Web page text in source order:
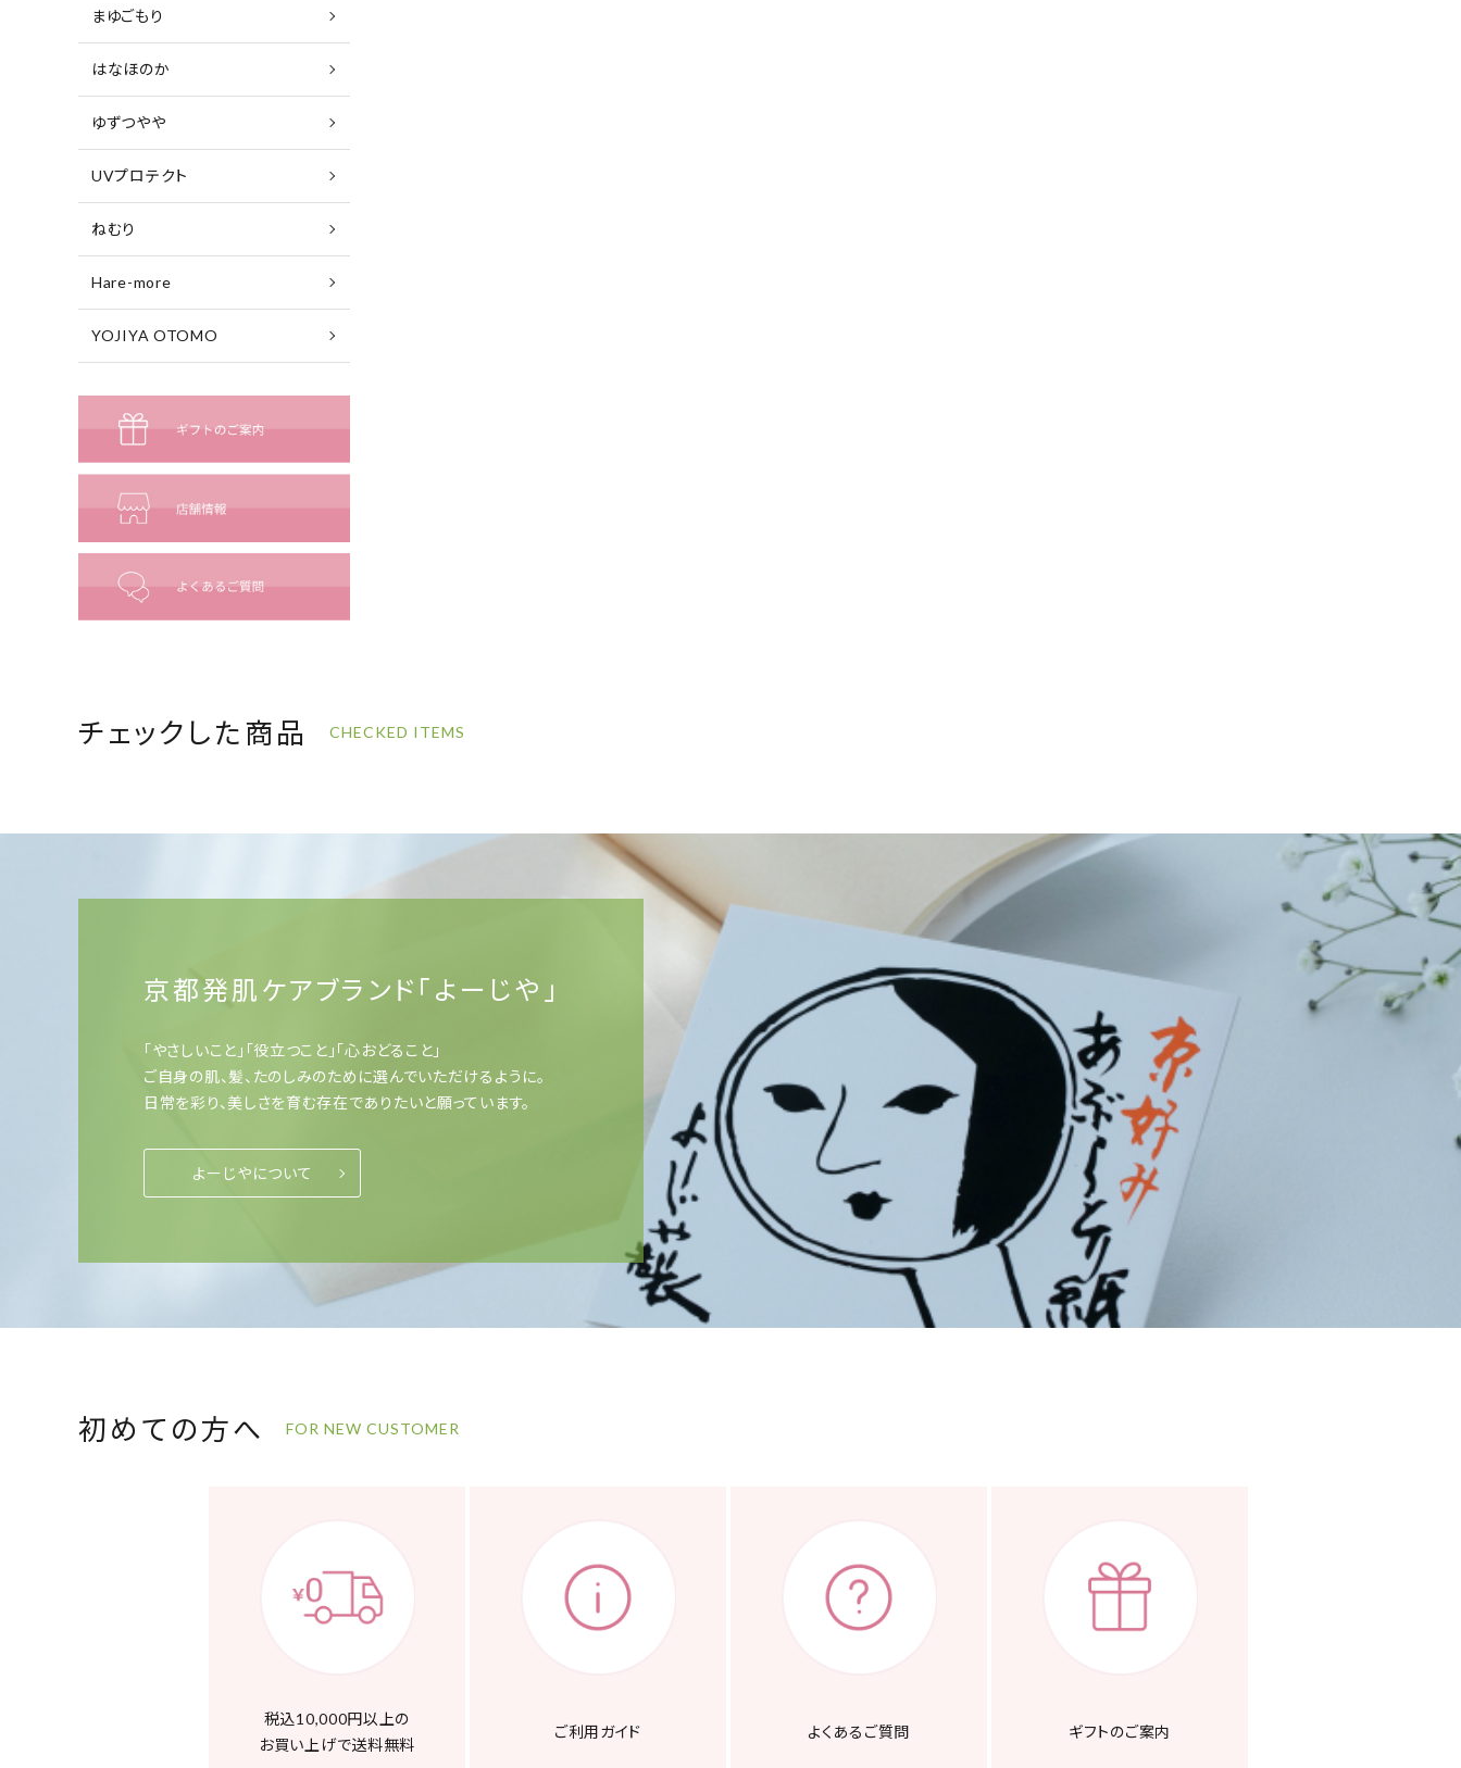
まゆごもり
はなほのか
ゆずつやや
UVプロテクト
ねむり
Hare-more
YOJIYA OTOMO
チェックした商品 CHECKED ITEMS
京都発肌ケアブランド「よーじや」
「やさしいこと」「役立つこと」「心おどること」
ご自身の肌、髪、たのしみのために選んでいただけるように。
日常を彩り、美しさを育む存在でありたいと願っています。
よーじやについて
初めての方へ FOR NEW CUSTOMER
税込10,000円以上の
お買い上げで送料無料
ご利用ガイド よくあるご質問 ギフトのご案内